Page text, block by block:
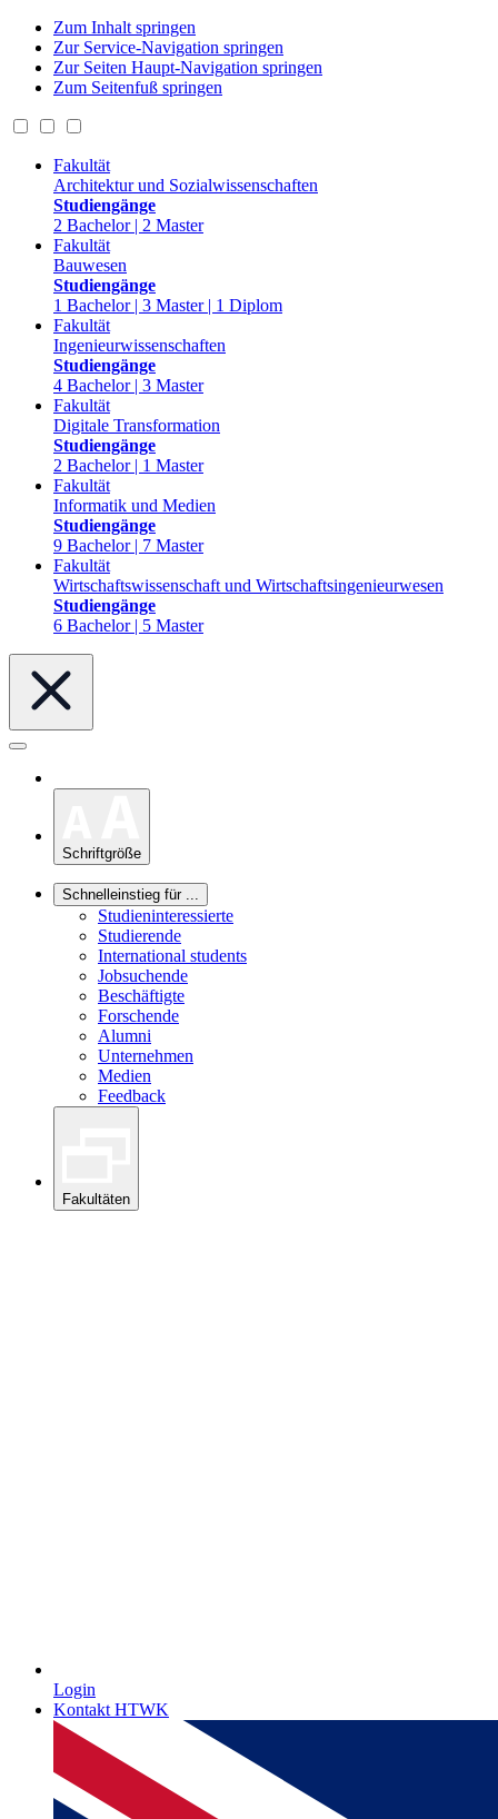
Zum Inhalt springen
Zur Service-Navigation springen
Zur Seiten Haupt-Navigation springen
Zum Seitenfuß springen
Fakultät
Architektur und Sozialwissenschaften
Studiengänge
2 Bachelor | 2 Master
Fakultät
Bauwesen
Studiengänge
1 Bachelor | 3 Master | 1 Diplom
Fakultät
Ingenieurwissenschaften
Studiengänge
4 Bachelor | 3 Master
Fakultät
Digitale Transformation
Studiengänge
2 Bachelor | 1 Master
Fakultät
Informatik und Medien
Studiengänge
9 Bachelor | 7 Master
Fakultät
Wirtschaftswissenschaft und Wirtschaftsingenieurwesen
Studiengänge
6 Bachelor | 5 Master
Schriftgröße
Schnelleinstieg für ...
Studieninteressierte
Studierende
International students
Jobsuchende
Beschäftigte
Forschende
Alumni
Unternehmen
Medien
Feedback
Fakultäten
Login
Kontakt HTWK